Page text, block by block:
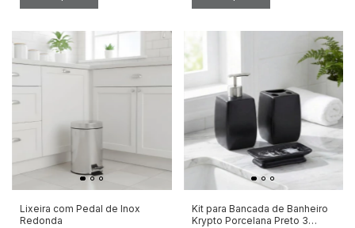
Lixeira com Pedal de Inox
Redonda
Kit para Bancada de Banheiro
Krypto Porcelana Preto 3